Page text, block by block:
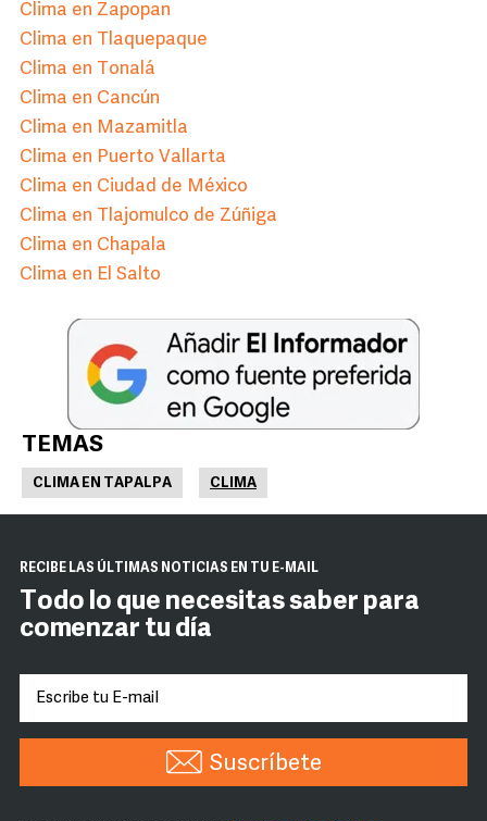
Clima en Zapopan
Clima en Tlaquepaque
Clima en Tonalá
Clima en Cancún
Clima en Mazamitla
Clima en Puerto Vallarta
Clima en Ciudad de México
Clima en Tlajomulco de Zúñiga
Clima en Chapala
Clima en El Salto
TEMAS
CLIMA EN TAPALPA CLIMA
RECIBE LAS ÚLTIMAS NOTICIAS EN TU E-MAIL
Todo lo que necesitas saber para
comenzar tu día
Suscríbete